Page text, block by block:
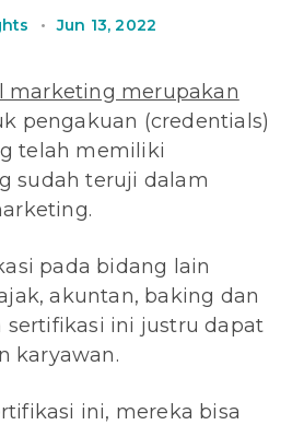
• Jun 13, 2022
marketing merupakan
pengakuan (credentials)
telah memiliki
sudah teruji dalam
pada bidang lain
akuntan, baking dan
sertifikasi ini justru dapat
karyawan.
ini, mereka bisa